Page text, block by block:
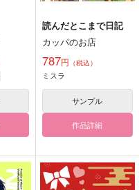
読んだとこまで日記
カッパのお店
787円 （税込）
ミスラ
サンプル
作品詳細